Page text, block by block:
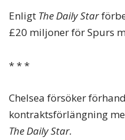
Enligt The Daily Star
£20 miljoner för Spurs
* * *
Chelsea försöker
kontraktsförlängning
The Daily Star.